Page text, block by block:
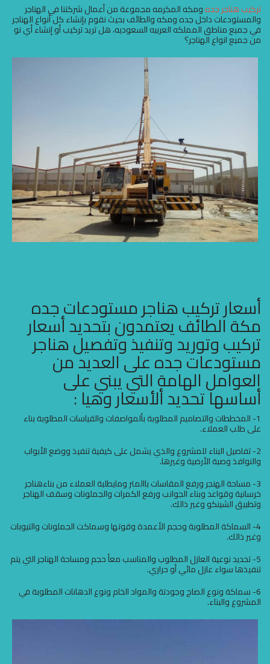
تركيب هناجر جدهومكه المكرمه مجموعة من أعمال شركتنا في الهناجر
والمستودعات داخل جده ومكه والطائف بحيث نقوم بإنشاء كل أنواع الهناجر
في جميع مناطق المملكه العربيه السعوديه، هل تريد تركيب أو إنشاء أي نو
من جميع انواع الهناجر؟
أسعار تركيب هناجر مستودعات جده
مكة الطائف يعتمدون بتحديد أسعار
تركيب وتوريد وتنفيذ وتفصيل هناجر
مستودعات جده على العديد من
العوامل الهامة التي يبني على
أساسها تحديد ألأسعار وهيا :
1- المخططات والتصاميم المطلوبة بألمواصفات والقياسات المطلوبة بناء
على طلب العملاء.
2- تفاصيل البناء للمشروع والذي يشمل على كيفية تنفيذ ووضع الأبواب
والنوافذ وصبة الأرضية وغيرها.
3- مساحة الهنجر ورفع المقاسات باالمتر ومايطلبة العملاء من بناءهناجر
خرسانية وقواعد وبناء الجوانب ورفع الكمرات والجملونات وسقف الهناجر
وتطبيق الشينكو وغير ذالك.
4- السماكة المطلوبة وحجم الأعمدة وقوتها وسماكت الجملونات والتيوبات
وغير ذالك.
5- تحديد نوعية العازل المطلوب والمناسب معأ حجم ومساحة الهناجر التي يتم
تنفيذها سواء عازل مائي أو حراري.
6- سماكة ونوع الصاج وجودتة والمواد الخام ونوع الدهانات المطلوبة في
المشروع والبناء.